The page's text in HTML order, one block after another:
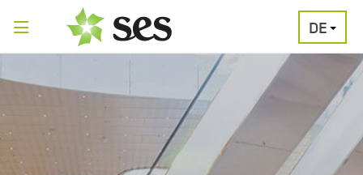
DE
PRESSEAUSSENDUNGEN